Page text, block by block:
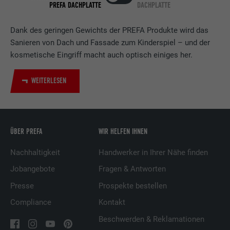
Dank des geringen Gewichts der PREFA Produkte wird das
Sanieren von Dach und Fassade zum Kinderspiel – und der
kosmetische Eingriff macht auch optisch einiges her.
WEITERLESEN
PREFA DACHPLATTE
DACHPLATTE
ÜBER PREFA
Nachhaltigkeit
Jobangebote
Presse
Compliance
WIR HELFEN IHNEN
Handwerker in Ihrer Nähe finden
Fragen & Antworten
Prospekte bestellen
Kontakt
Beschwerden & Reklamationen
Zweck
Verwendung von eingebetteten
Dienstleistungen.
Name
Laufzeit
Zweck
Wird verwendet, um Besucher auf
relevante Werbung basierend auf den
Präferenzen des Besuchers zu